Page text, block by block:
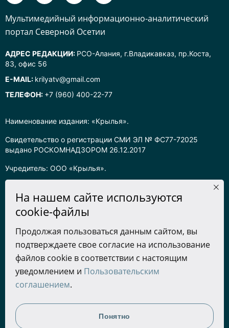
Наименование издания: «Крылья».
Свидетельство о регистрации СМИ ЭЛ № ФС77-72025
выдано РОСКОМНАДЗОРОМ 26.12.2017
Учредитель: ООО «Крылья».
Информация на сайте предназначена для лиц старше 16 лет.
защищены в соответствии с российским законодательством
об интеллектуальной собственности. Любое использование
текстовых, фото, аудио и видеоматериалов возможно только
с согласия правообладателя (ООО «Крылья») и при строгом
наличии ссылки на ресурс. Для сетевых ресурсов –
гиперссылка.
Разработка сайта
Mультимедийный информационно-аналитический
портал Северной Осетии
АДРЕС РЕДАКЦИИ: РСО-Алания, г.Владикавказ, пр.Коста,
83, офис 56
E-MAIL: krilyatv@gmail.com
ТЕЛЕФОН: +7 (960) 400-22-77
На нашем сайте используются
cookie-файлы
Продолжая пользоваться данным сайтом, вы
подтверждаете свое согласие на использование
файлов cookie в соответствии с настоящим
уведомлением и Пользовательским
соглашением.
Понятно